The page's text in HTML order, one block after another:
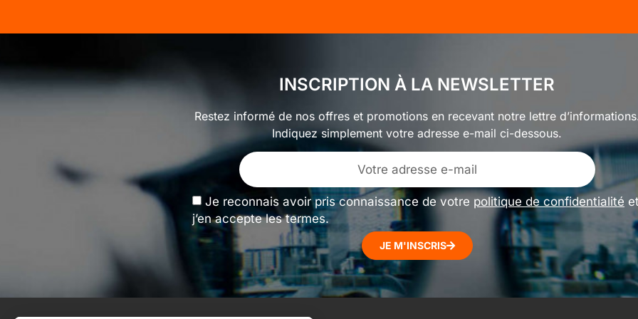
INSCRIPTION À LA NEWSLETTER
Restez informé de nos offres et promotions en recevant notre lettre
Indiquez simplement votre adresse e-mail ci-dessous.
Je reconnais avoir pris connaissance de votre politique de confidentialité
j’en accepte les termes.
JE M'INSCRIS